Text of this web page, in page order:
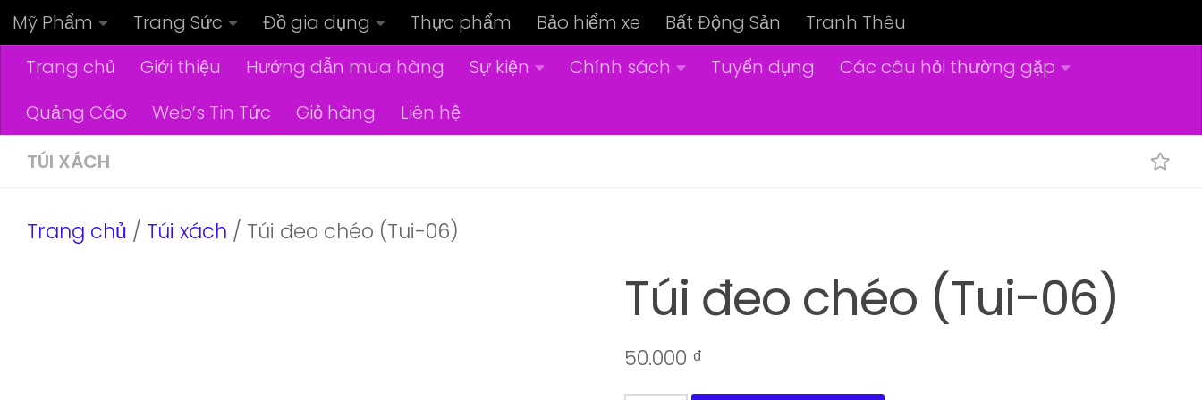
Skip to content
Mỹ Phẩm Trang Sức Đồ gia dụng Thực phẩm Bảo hiểm xe Bất Động Sản
Tranh Thêu
Trang chủ
Giới thiệu Hướng dẫn mua hàng Sự kiện Chính sách Tuyển dụng
Các câu hỏi thường gặp
Quảng Cáo
Web’s Tin Tức Giỏ hàng
Liên hệ
TÚI XÁCH
Trang chủ / Túi xách / Túi đeo chéo (Tui-06)
Túi đeo chéo (Tui-06)
50.000 ₫